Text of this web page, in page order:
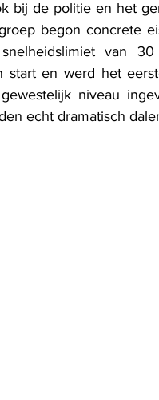
bij de politie en het
begon concrete
van
start en werd het
niveau
echt dramatisch